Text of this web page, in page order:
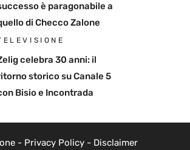
è paragonabile a
di Checco Zalone
celebra 30 anni: il
storico su Canale 5
Bisio e Incontrada
- Privacy Policy- Disclaimer